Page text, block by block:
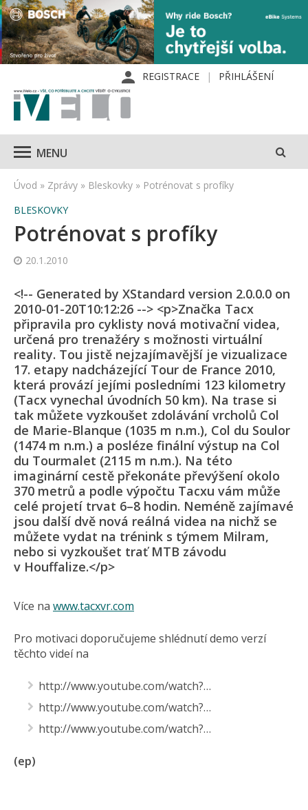
REGISTRACE PŘIHLÁŠENÍ
MENU
Úvod » Zprávy » Bleskovky » Potrénovat s profíky
BLESKOVKY
Potrénovat s profíky
20.1.2010
<!-- Generated by XStandard version 2.0.0.0 on
2010-01-20T10:12:26 --> <p>Značka Tacx
připravila pro cyklisty nová motivační videa,
určená pro trenažéry s možnosti virtuální
reality. Tou jistě nejzajímavější je vizualizace
17. etapy nadcházející Tour de France 2010,
která provází jejími posledními 123 kilometry
(Tacx vynechal úvodních 50 km). Na trase si
tak můžete vyzkoušet zdolávání vrcholů Col
de Marie-Blanque (1035 m n.m.), Col du Soulor
(1474 m n.m.) a posléze finální výstup na Col
du Tourmalet (2115 m n.m.). Na této
imaginární cestě překonáte převýšení okolo
370 metrů a podle výpočtu Tacxu vám může
celé projetí trvat 6–8 hodin. Neméně zajímavé
jsou další dvě nová reálná videa na nichž se
můžete vydat na trénink s týmem Milram,
nebo si vyzkoušet trať MTB závodu
v Houffalize.</p>
Více na www.tacxvr.com
Pro motivaci doporučujeme shlédnutí demo verzí
těchto videí na
http://www.youtube.com/watch?…
http://www.youtube.com/watch?…
http://www.youtube.com/watch?…
(ep)